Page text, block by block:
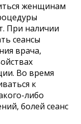
женщинам
При наличии
сеансы
врача,
Во время
к
либо
болей сеанс